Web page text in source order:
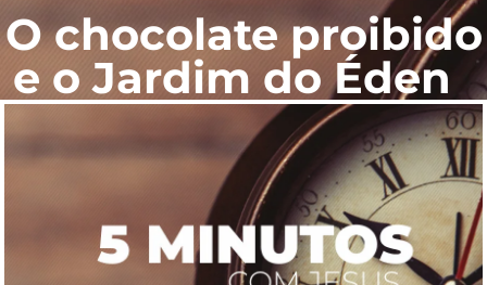
O chocolate proibido
e o Jardim do Éden